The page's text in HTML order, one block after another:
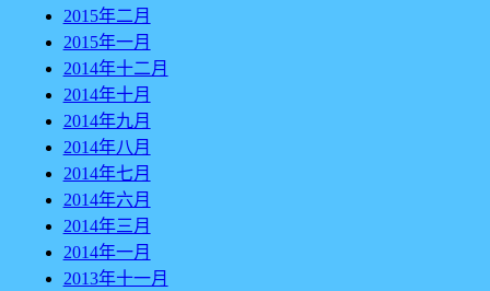
2015年二月
2015年一月
2014年十二月
2014年十月
2014年九月
2014年八月
2014年七月
2014年六月
2014年三月
2014年一月
2013年十一月